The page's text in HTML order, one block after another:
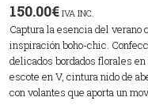
150.00€ IVA INC.
Captura la esencia del verano
inspiración boho-chic.
delicados bordados florales
escote en V, cintura nido de
con volantes que aporta un